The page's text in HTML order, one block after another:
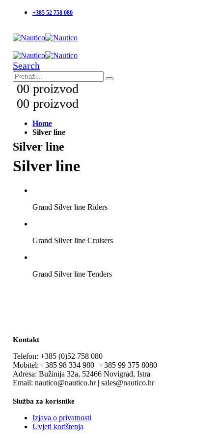
+385 52 758 080
Search
00 proizvod
00 proizvod
Home
Silver line
Silver line
Silver line
Grand Silver line Riders
Grand Silver line Cruisers
Grand Silver line Tenders
Kontakt
Telefon: +385 (0)52 758 080
Mobitel: +385 98 334 980 | +385 99 375 8080
Adresa: Bužinija 32a, 52466 Novigrad, Istra
Email: nautico@nautico.hr | sales@nautico.hr
Služba za korisnike
Izjava o privatnosti
Uvjeti korištenja